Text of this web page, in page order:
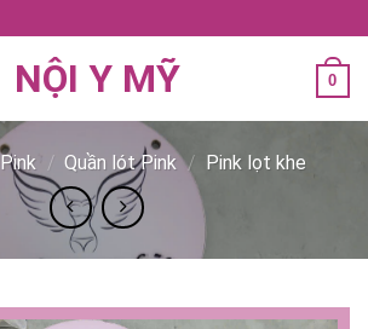
NỘI Y MỸ 0
Pink / Quần lót Pink / Pink lọt khe